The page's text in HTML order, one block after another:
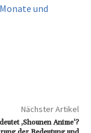
und
Nächster Artikel
‚Shounen Anime‘?